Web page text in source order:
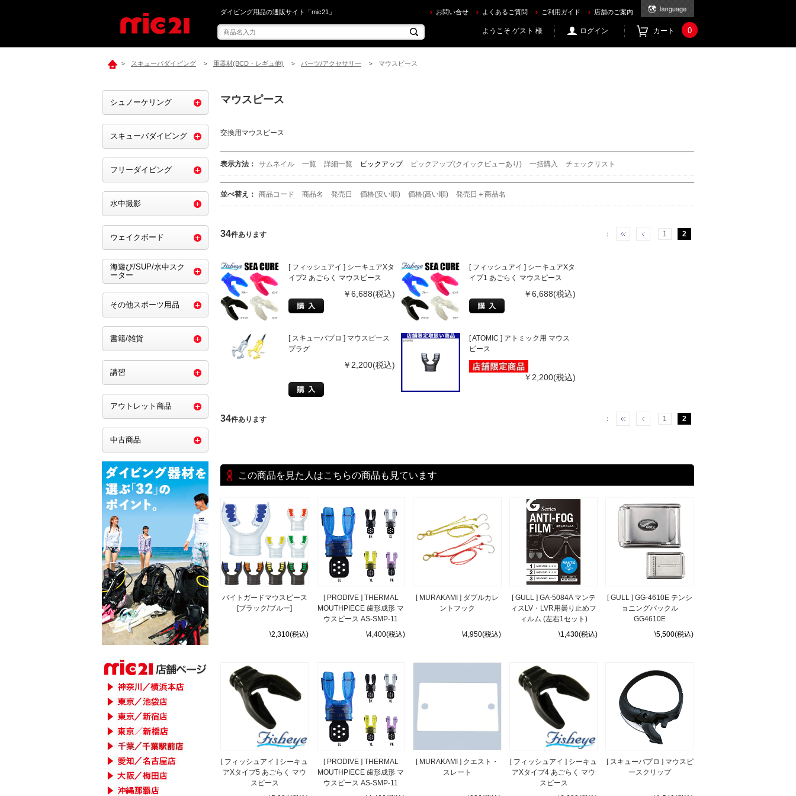
mic21でマウスピース を買うならec.mic21.com 2／2ページ
ダイビング用品の通販サイト「mic21」 お問い合せ よくあるご質問 ご利用ガイド 店舗のご案内
ようこそ ゲスト 様 ログイン カート 0
> スキューバダイビング > 重器材(BCD・レギュ他) > パーツ/アクセサリー > マウスピース
マウスピース
交換用マウスピース
表示方法： サムネイル 一覧 詳細一覧 ピックアップ ピックアップ(クイックビューあり) 一括購入 チェックリスト
並べ替え： 商品コード 商品名 発売日 価格(安い順) 価格(高い順) 発売日＋商品名
34件あります ： 1 2
[ フィッシュアイ ] シーキュアXタ
イプ2 あごらく マウスピース
￥6,688(税込)
[ フィッシュアイ ] シーキュアXタ
イプ1 あごらく マウスピース
￥6,688(税込)
[ スキューバプロ ] マウスピース
プラグ
￥2,200(税込)
[ ATOMIC ] アトミック用 マウス
ピース
￥2,200(税込)
34件あります ： 1 2
この商品を見た人はこちらの商品も見ています
バイトガードマウスピース
[ブラック/ブルー]
\2,310(税込)
[ PRODIVE ] THERMAL
MOUTHPIECE 歯形成形 マ
ウスピース AS-SMP-11
\4,400(税込)
[ MURAKAMI ] ダブルカレ
ントフック
\4,950(税込)
[ GULL ] GA-5084A マンテ
ィスLV・LVR用曇り止めフ
ィルム (左右1セット)
\1,430(税込)
[ GULL ] GG-4610E テンシ
ョニングバックル
GG4610E
\5,500(税込)
[ フィッシュアイ ] シーキュ
アXタイプ5 あごらく マウ
スピース
[ PRODIVE ] THERMAL
MOUTHPIECE 歯形成形 マ
ウスピース AS-SMP-11
[ MURAKAMI ] クエスト・
スレート
[ フィッシュアイ ] シーキュ
アXタイプ4 あごらく マウ
スピース
[ スキューバプロ ] マウスピ
ースクリップ
シュノーケリング
スキューバダイビング
フリーダイビング
水中撮影
ウェイクボード
海遊び/SUP/水中スク
ーター
その他スポーツ用品
書籍/雑貨
講習
アウトレット商品
中古商品